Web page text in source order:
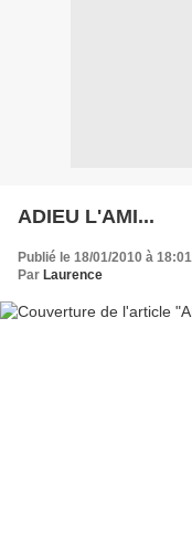
ADIEU L'AMI...
Publié le 18/01/2010 à 18:01
Par Laurence